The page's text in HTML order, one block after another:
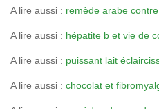
A lire aussi : remède arabe
A lire aussi : hépatite b et vie de
A lire aussi : puissant lait
A lire aussi : chocolat et